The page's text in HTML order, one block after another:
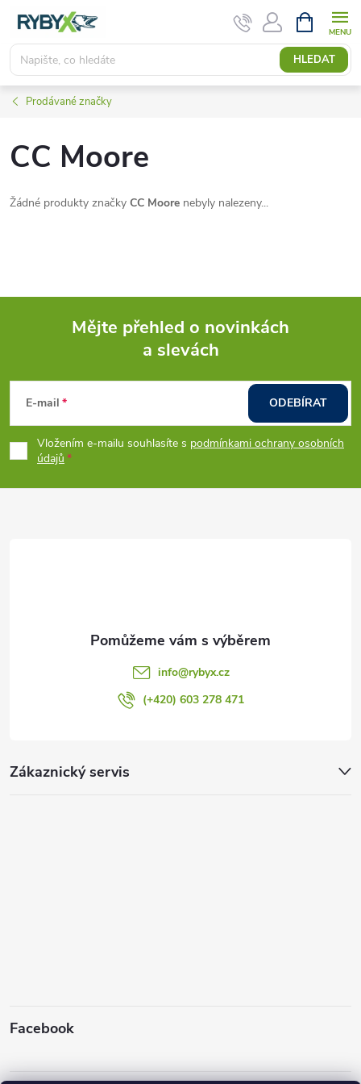
obsah
HLEDAT
NÁKUPNÍ
KOŠÍK
Prodávané značky
CC Moore
Žádné produkty značky CC Moore nebyly nalezeny...
p
a
Mějte přehled o novinkách
a slevách
E-mail
Vložením e-mailu souhlasíte s podmínkami ochrany osobních
údajů
ODEBÍRAT
Zákaznický servis
Facebook
info@rybyx.cz
(+420) 603 278 471